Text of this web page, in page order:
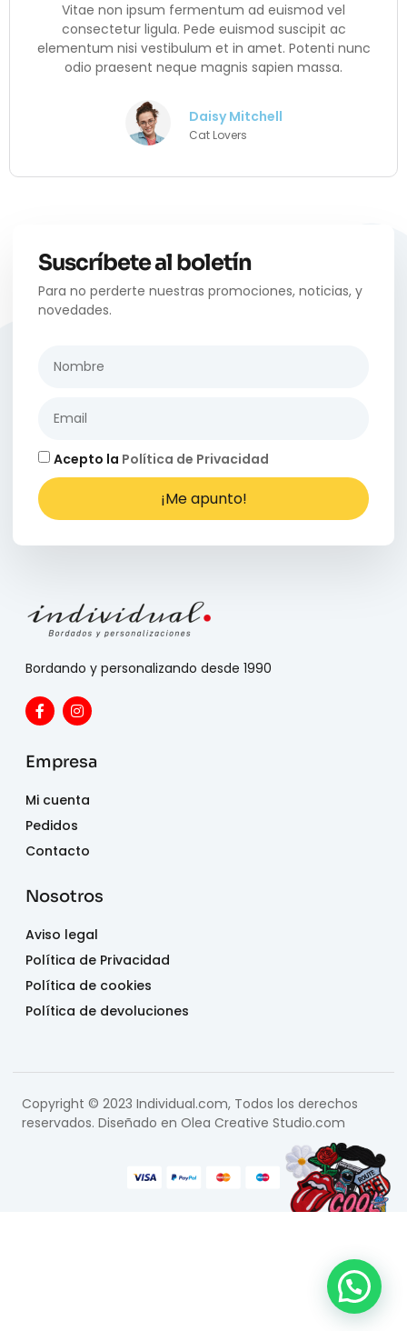
Vitae non ipsum fermentum ad euismod vel
consectetur ligula. Pede euismod suscipit ac
elementum nisi vestibulum et in amet. Potenti nunc
odio praesent neque magnis sapien massa.
Daisy Mitchell
Cat Lovers
Suscríbete al boletín
Para no perderte nuestras promociones, noticias, y
novedades.
Acepto la Política de Privacidad
¡Me apunto!
Bordando y personalizando desde 1990
Empresa
Mi cuenta
Pedidos
Contacto
Nosotros
Aviso legal
Política de Privacidad
Política de cookies
Política de devoluciones
Copyright © 2023 Individual.com, Todos los derechos
reservados. Diseñado en Olea Creative Studio.com